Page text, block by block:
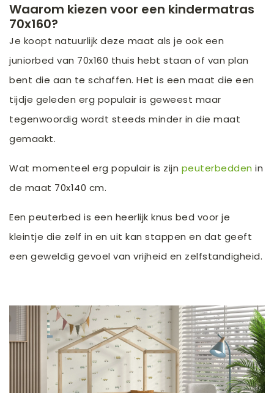
Waarom kiezen voor een kindermatras
70x160?
Je koopt natuurlijk deze maat als je ook een
juniorbed van 70x160 thuis hebt staan of van plan
bent die aan te schaffen. Het is een maat die een
tijdje geleden erg populair is geweest maar
tegenwoordig wordt steeds minder in die maat
gemaakt.
Wat momenteel erg populair is zijn peuterbedden in
de maat 70x140 cm.
Een peuterbed is een heerlijk knus bed voor je
kleintje die zelf in en uit kan stappen en dat geeft
een geweldig gevoel van vrijheid en zelfstandigheid.